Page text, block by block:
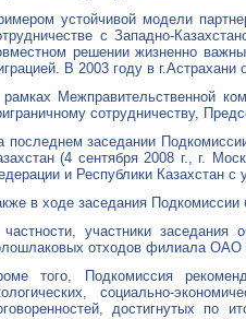
устойчивой модели
с Западно-
решении жизненно
В 2003 году в г.Астрахани
Межправительственной
сотрудничеству,
последнем заседании
(4 сентября 2008 г., г.
и Республики Казахстан с
в ходе заседания Подкомиссии
участники
отходов филиала ОАО
того, Подкомиссия
социально-
достигнутых по